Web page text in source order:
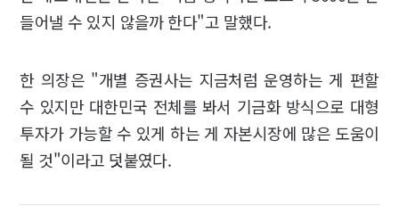
들어낼 수 있지 않을까 한다"고 말했다.
한 의장은 "개별 증권사는 지금처럼 운영하는 게 편할
수 있지만 대한민국 전체를 봐서 기금화 방식으로 대형
투자가 가능할 수 있게 하는 게 자본시장에 많은 도움이
될 것"이라고 덧붙였다.